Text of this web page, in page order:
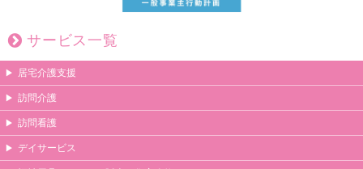
サービス一覧
居宅介護支援
訪問介護
訪問看護
デイサービス